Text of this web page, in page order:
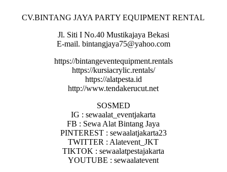
CV.BINTANG JAYA PARTY EQUIPMENT RENTAL
Jl. Siti I No.40 Mustikajaya Bekasi
E-mail. bintangjaya75@yahoo.com
https://bintangeventequipment.rentals
https://kursiacrylic.rentals/
https://alatpesta.id
http://www.tendakerucut.net
SOSMED
IG : sewaalat_eventjakarta
FB : Sewa Alat Bintang Jaya
PINTEREST : sewaalatjakarta23
TWITTER : Alatevent_JKT
TIKTOK : sewaalatpestajakarta
YOUTUBE : sewaalatevent